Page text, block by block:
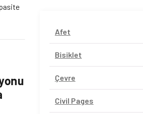
Afet
Bisiklet
Çevre
Civil Pages